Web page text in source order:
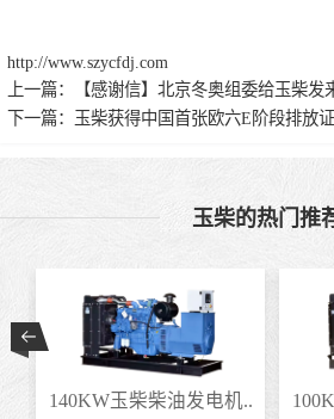
http://www.szycfdj.com
上一篇：
【感谢信】北京冬奥组委给玉柴发
下一篇：
玉柴获得中国首张欧六E阶段排放
玉柴的热门推
140KW玉柴柴油发电机..